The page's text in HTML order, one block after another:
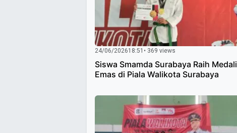
24/06/202618:51 • 369 views
Siswa Smamda Surabaya Raih Medali
Emas di Piala Walikota Surabaya